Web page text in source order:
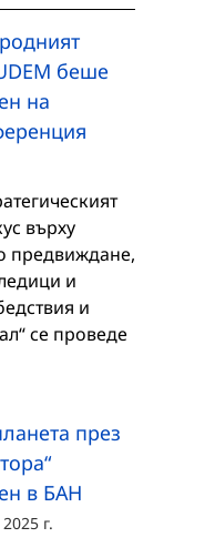
беше
на
върху
предвиждане,
и
и
се проведе
през
в БАН
г.